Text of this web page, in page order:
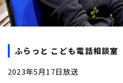
ふらっと こども電話相談室
2023年5月17日放送